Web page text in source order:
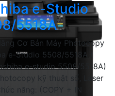
e-Studio
5518A
Cơ Bản Máy Photocopy
e-Studio 5508/5518A (
e-studio 5508/5518A)
kỹ thuật số, Laser
năng: (COPY + IN